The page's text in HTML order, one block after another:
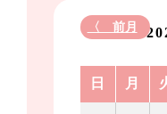
〈 前月
日 月